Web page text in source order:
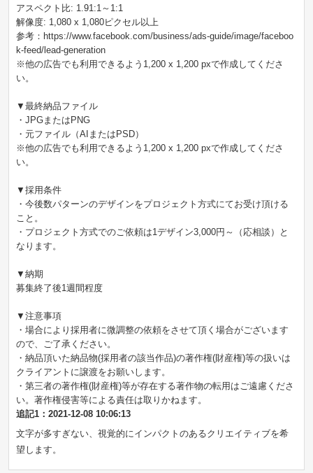
アスペクト比: 1.91:1～1:1
解像度: 1,080 x 1,080ピクセル以上
参考：https://www.facebook.com/business/ads-guide/image/faceboo
k-feed/lead-generation
※他の広告でも利用できるよう1,200 x 1,200 pxで作成してくださ
い。
▼最終納品ファイル
・JPGまたはPNG
・元ファイル（AIまたはPSD）
※他の広告でも利用できるよう1,200 x 1,200 pxで作成してくださ
い。
▼採用条件
・今後数パターンのデザインをプロジェクト方式にてお受け頂ける
こと。
・プロジェクト方式でのご依頼は1デザイン3,000円～（応相談）と
なります。
▼納期
募集終了後1週間程度
▼注意事項
・場合により採用者に微調整の依頼をさせて頂く場合がございます
ので、ご了承ください。
・納品頂いた納品物(採用者の該当作品)の著作権(財産権)等の扱いは
クライアントに譲渡をお願いします。
・第三者の著作権(財産権)等が存在する著作物の転用はご遠慮くださ
い。著作権侵害等による責任は取りかねます。
追記1：2021-12-08 10:06:13
文字が多すぎない、視覚的にインパクトのあるクリエイティブを希
望します。